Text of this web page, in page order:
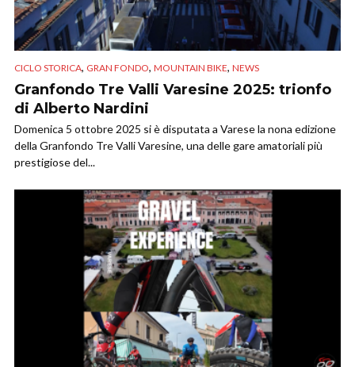
CICLO STORICA, GRAN FONDO, MOUNTAIN BIKE, NEWS
Granfondo Tre Valli Varesine 2025: trionfo
di Alberto Nardini
Domenica 5 ottobre 2025 si è disputata a Varese la nona edizione
della Granfondo Tre Valli Varesine, una delle gare amatoriali più
prestigiose del...